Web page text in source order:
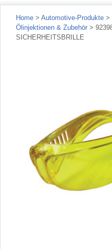
Home > Automotive-Produkte >
Ölinjektionen & Zubehör >
SICHERHEITSBRILLE